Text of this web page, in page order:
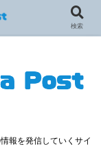
報を発信していくサイ
検索